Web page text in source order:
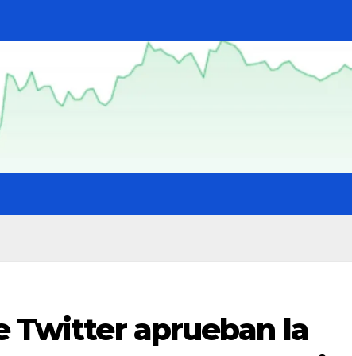
Twitter aprueban la